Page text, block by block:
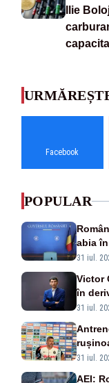
Ilie
Facebook
POPULAR
abia
31 iul.
Victor
în
31 iul.
cum
31 iul.
AEI: